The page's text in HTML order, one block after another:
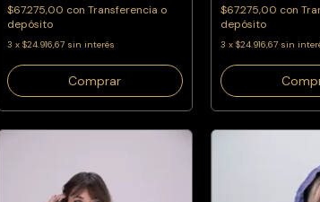
$67.275,00 con Transferencia o
depósito
3 x $24.916,67 sin interés
Comprar
$67.275,00 con
depósito
3 x $24.916,67 sin